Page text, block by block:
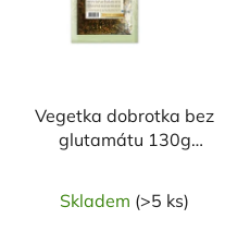
Vegetka dobrotka bez
glutamátu 130g
Skladem (>5 ks)